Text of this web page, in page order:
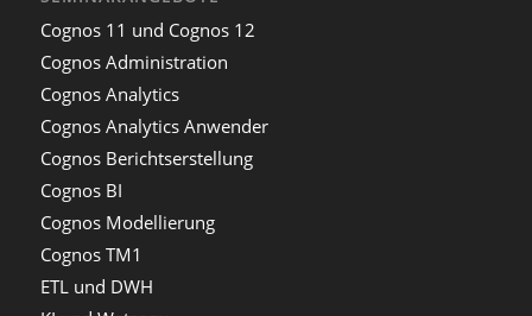
Cognos 11 und Cognos 12
Cognos Administration
Cognos Analytics
Cognos Analytics Anwender
Cognos Berichtserstellung
Cognos BI
Cognos Modellierung
Cognos TM1
ETL und DWH